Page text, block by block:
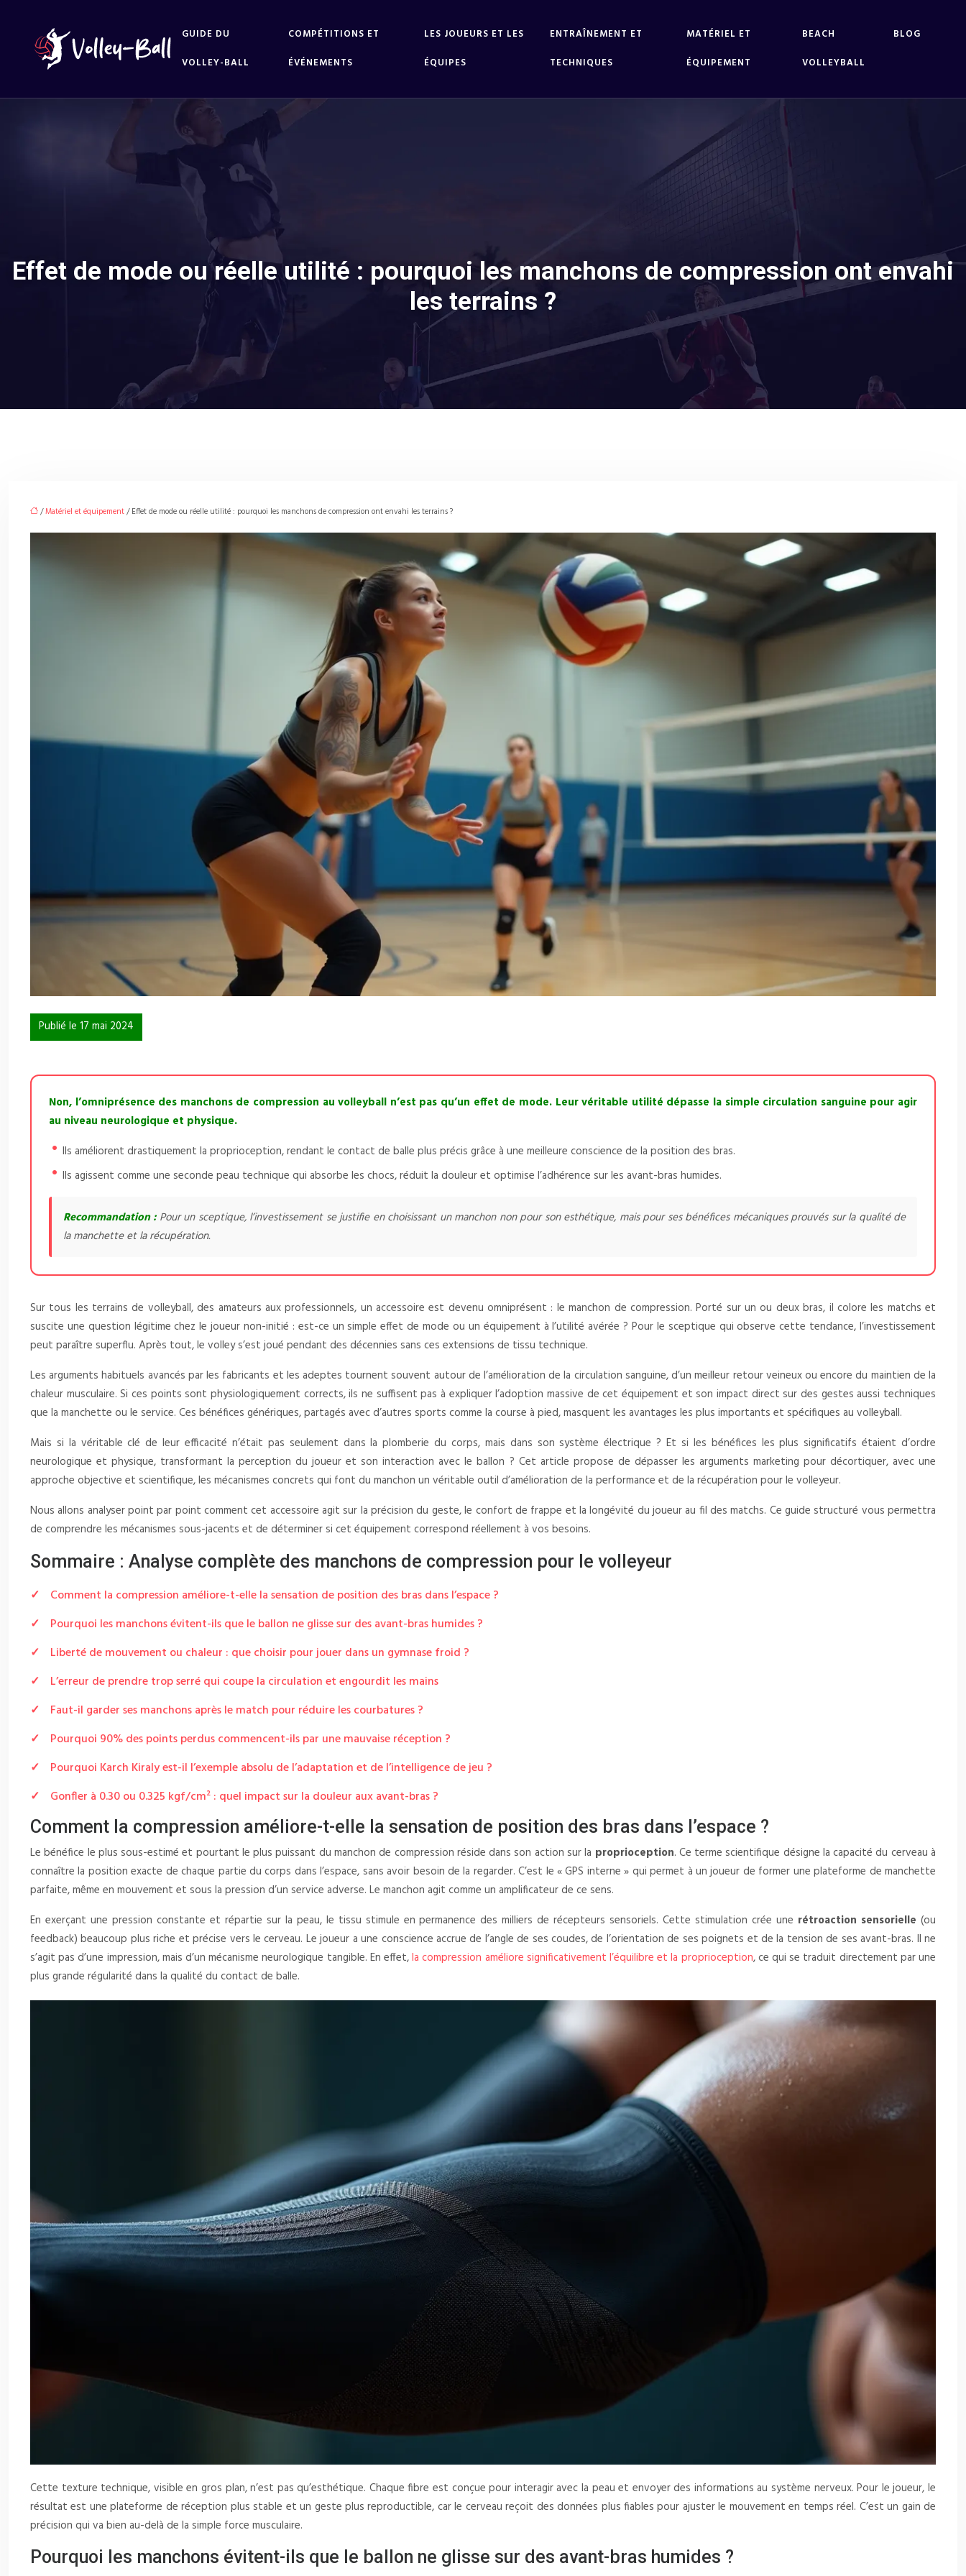
GUIDE DU
VOLLEY-BALL
COMPÉTITIONS ET
ÉVÉNEMENTS
LES JOUEURS ET LES
ÉQUIPES
ENTRAÎNEMENT ET
TECHNIQUES
MATÉRIEL ET
ÉQUIPEMENT
BEACH
VOLLEYBALL
BLOG
Effet de mode ou réelle utilité : pourquoi les manchons de compression ont envahi
les terrains ?
/Matériel et équipement/ Effet de mode ou réelle utilité : pourquoi les manchons de compression ont envahi les terrains ?
Publié le 17 mai 2024
Non, l’omniprésence des manchons de compression au volleyball n’est pas qu’un effet de mode. Leur véritable utilité dépasse la simple circulation sanguine pour agir
au niveau neurologique et physique.
Ils améliorent drastiquement la proprioception, rendant le contact de balle plus précis grâce à une meilleure conscience de la position des bras.
Ils agissent comme une seconde peau technique qui absorbe les chocs, réduit la douleur et optimise l’adhérence sur les avant-bras humides.
Recommandation :Pour un sceptique, l’investissement se justifie en choisissant un manchon non pour son esthétique, mais pour ses bénéfices mécaniques prouvés sur la qualité de
la manchette et la récupération.
Sur tous les terrains de volleyball, des amateurs aux professionnels, un accessoire est devenu omniprésent : le manchon de compression. Porté sur un ou deux bras, il colore les matchs et
suscite une question légitime chez le joueur non-initié : est-ce un simple effet de mode ou un équipement à l’utilité avérée ? Pour le sceptique qui observe cette tendance, l’investissement
peut paraître superflu. Après tout, le volley s’est joué pendant des décennies sans ces extensions de tissu technique.
Les arguments habituels avancés par les fabricants et les adeptes tournent souvent autour de l’amélioration de la circulation sanguine, d’un meilleur retour veineux ou encore du maintien de la
chaleur musculaire. Si ces points sont physiologiquement corrects, ils ne suffisent pas à expliquer l’adoption massive de cet équipement et son impact direct sur des gestes aussi techniques
que la manchette ou le service. Ces bénéfices génériques, partagés avec d’autres sports comme la course à pied, masquent les avantages les plus importants et spécifiques au volleyball.
Mais si la véritable clé de leur efficacité n’était pas seulement dans la plomberie du corps, mais dans son système électrique ? Et si les bénéfices les plus significatifs étaient d’ordre
neurologique et physique, transformant la perception du joueur et son interaction avec le ballon ? Cet article propose de dépasser les arguments marketing pour décortiquer, avec une
approche objective et scientifique, les mécanismes concrets qui font du manchon un véritable outil d’amélioration de la performance et de la récupération pour le volleyeur.
Nous allons analyser point par point comment cet accessoire agit sur la précision du geste, le confort de frappe et la longévité du joueur au fil des matchs. Ce guide structuré vous permettra
de comprendre les mécanismes sous-jacents et de déterminer si cet équipement correspond réellement à vos besoins.
Sommaire : Analyse complète des manchons de compression pour le volleyeur
Comment la compression améliore-t-elle la sensation de position des bras dans l’espace ?
Pourquoi les manchons évitent-ils que le ballon ne glisse sur des avant-bras humides ?
Liberté de mouvement ou chaleur : que choisir pour jouer dans un gymnase froid ?
L’erreur de prendre trop serré qui coupe la circulation et engourdit les mains
Faut-il garder ses manchons après le match pour réduire les courbatures ?
Pourquoi 90% des points perdus commencent-ils par une mauvaise réception ?
Pourquoi Karch Kiraly est-il l’exemple absolu de l’adaptation et de l’intelligence de jeu ?
Gonfler à 0.30 ou 0.325 kgf/cm² : quel impact sur la douleur aux avant-bras ?
Comment la compression améliore-t-elle la sensation de position des bras dans l’espace ?
Le bénéfice le plus sous-estimé et pourtant le plus puissant du manchon de compression réside dans son action sur la proprioception. Ce terme scientifique désigne la capacité du cerveau à
connaître la position exacte de chaque partie du corps dans l’espace, sans avoir besoin de la regarder. C’est le « GPS interne » qui permet à un joueur de former une plateforme de manchette
parfaite, même en mouvement et sous la pression d’un service adverse. Le manchon agit comme un amplificateur de ce sens.
En exerçant une pression constante et répartie sur la peau, le tissu stimule en permanence des milliers de récepteurs sensoriels. Cette stimulation crée une rétroaction sensorielle (ou
feedback) beaucoup plus riche et précise vers le cerveau. Le joueur a une conscience accrue de l’angle de ses coudes, de l’orientation de ses poignets et de la tension de ses avant-bras. Il ne
s’agit pas d’une impression, mais d’un mécanisme neurologique tangible. En effet,la compression améliore significativement l’équilibre et la proprioception, ce qui se traduit directement par une
plus grande régularité dans la qualité du contact de balle.
Cette texture technique, visible en gros plan, n’est pas qu’esthétique. Chaque fibre est conçue pour interagir avec la peau et envoyer des informations au système nerveux. Pour le joueur, le
résultat est une plateforme de réception plus stable et un geste plus reproductible, car le cerveau reçoit des données plus fiables pour ajuster le mouvement en temps réel. C’est un gain de
précision qui va bien au-delà de la simple force musculaire.
Pourquoi les manchons évitent-ils que le ballon ne glisse sur des avant-bras humides ?